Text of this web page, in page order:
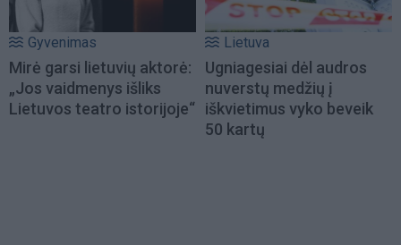
Gyvenimas
Mirė garsi lietuvių aktorė:
„Jos vaidmenys išliks
Lietuvos teatro istorijoje“
Lietuva
Ugniagesiai dėl audros
nuverstų medžių į
iškvietimus vyko beveik
50 kartų